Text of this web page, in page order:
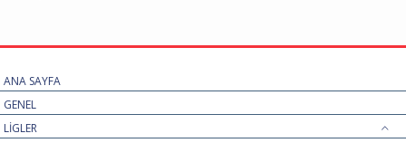
ANA SAYFA
GENEL
LİGLER